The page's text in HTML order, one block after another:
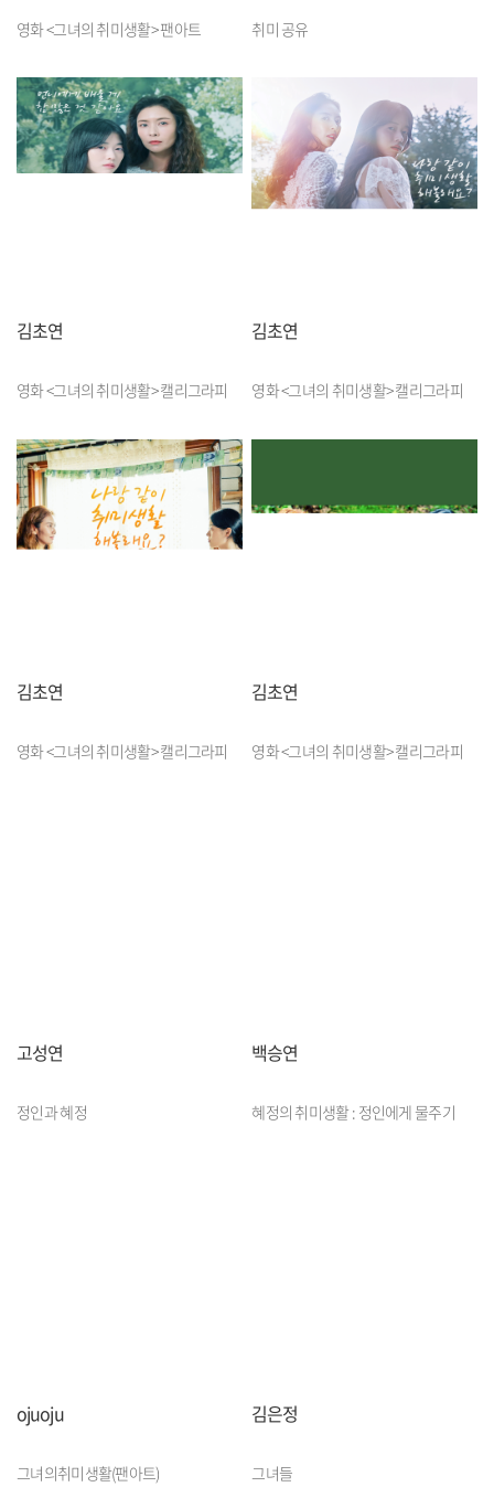
영화 <그녀의 취미생활> 팬아트 취미 공유
김초연
영화 <그녀의 취미생활> 캘리그라피
김초연
영화 <그녀의 취미생활> 캘리그라피
김초연
영화 <그녀의 취미생활> 캘리그라피
김초연
영화 <그녀의 취미생활> 캘리그라피
고성연
정인과 혜정
백승연
혜정의 취미생활 : 정인에게 물주기
ojuoju
그녀의취미생활(팬아트)
김은정
그녀들